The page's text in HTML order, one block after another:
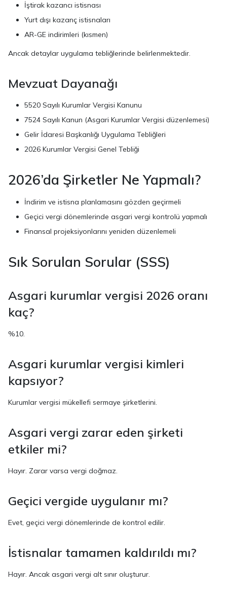
İştirak kazancı istisnası
Yurt dışı kazanç istisnaları
AR-GE indirimleri (kısmen)
Ancak detaylar uygulama tebliğlerinde belirlenmektedir.
Mevzuat Dayanağı
5520 Sayılı Kurumlar Vergisi Kanunu
7524 Sayılı Kanun (Asgari Kurumlar Vergisi düzenlemesi)
Gelir İdaresi Başkanlığı Uygulama Tebliğleri
2026 Kurumlar Vergisi Genel Tebliği
2026’da Şirketler Ne Yapmalı?
İndirim ve istisna planlamasını gözden geçirmeli
Geçici vergi dönemlerinde asgari vergi kontrolü yapmalı
Finansal projeksiyonlarını yeniden düzenlemeli
Sık Sorulan Sorular (SSS)
Asgari kurumlar vergisi 2026 oranı
kaç?
%10.
Asgari kurumlar vergisi kimleri
kapsıyor?
Kurumlar vergisi mükellefi sermaye şirketlerini.
Asgari vergi zarar eden şirketi
etkiler mi?
Hayır. Zarar varsa vergi doğmaz.
Geçici vergide uygulanır mı?
Evet, geçici vergi dönemlerinde de kontrol edilir.
İstisnalar tamamen kaldırıldı mı?
Hayır. Ancak asgari vergi alt sınır oluşturur.